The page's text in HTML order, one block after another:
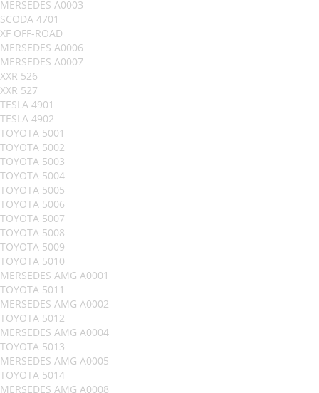
MERSEDES A0003
SCODA 4701
XF OFF-ROAD
MERSEDES A0006
MERSEDES A0007
XXR 526
XXR 527
TESLA 4901
TESLA 4902
TOYOTA 5001
TOYOTA 5002
TOYOTA 5003
TOYOTA 5004
TOYOTA 5005
TOYOTA 5006
TOYOTA 5007
TOYOTA 5008
TOYOTA 5009
TOYOTA 5010
MERSEDES AMG A0001
TOYOTA 5011
MERSEDES AMG A0002
TOYOTA 5012
MERSEDES AMG A0004
TOYOTA 5013
MERSEDES AMG A0005
TOYOTA 5014
MERSEDES AMG A0008